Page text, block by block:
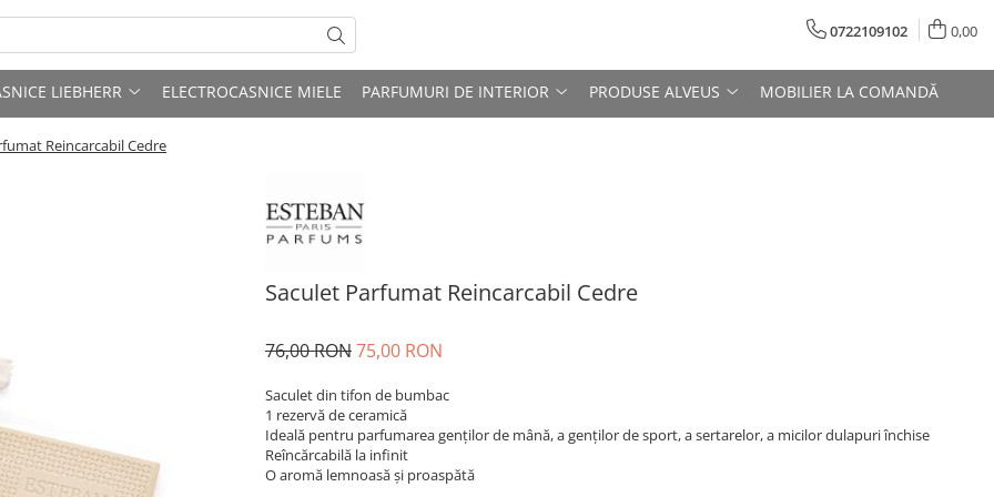
0722109102 0,00
LIEBHERR ELECTROCASNICE MIELE PARFUMURI DE INTERIOR PRODUSE ALVEUS MOBILIER LA COMANDĂ
Reincarcabil Cedre
Saculet Parfumat Reincarcabil Cedre
76,00 RON75,00 RON
Saculet din tifon de bumbac
1 rezervă de ceramică
Ideală pentru parfumarea genților de mână, a genților de sport, a sertarelor, a micilor dulapuri închise
Reîncărcabilă la infinit
O aromă lemnoasă și proaspătă